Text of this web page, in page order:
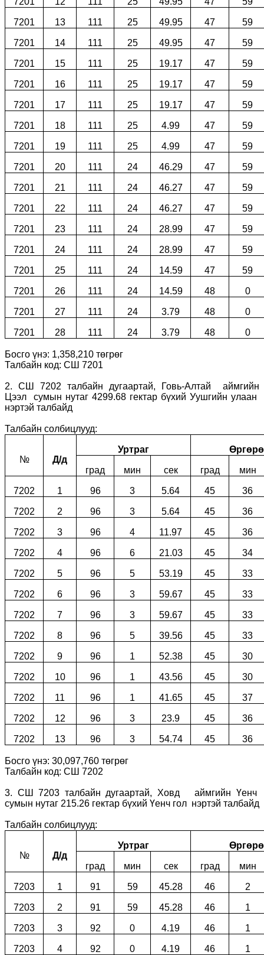
7201 13 111 25 49.95 47 59
7201 14 111 25 49.95 47 59
7201 15 111 25 19.17 47 59
7201 16 111 25 19.17 47 59
7201 17 111 25 19.17 47 59
7201 18 111 25 4.99 47 59
7201 19 111 25 4.99 47 59
7201 20 111 24 46.29 47 59
7201 21 111 24 46.27 47 59
7201 22 111 24 46.27 47 59
7201 23 111 24 28.99 47 59
7201 24 111 24 28.99 47 59
7201 25 111 24 14.59 47 59
7201 26 111 24 14.59 48 0
7201 27 111 24 3.79 48 0
7201 28 111 24 3.79 48 0
Босго үнэ: 1,358,210 төгрөг
Талбайн код: СШ 7201
2. СШ 7202 талбайн дугаартай, Говь-Алтай аймгийн
Цээл сумын нутаг 4299.68 гектар бүхий Уушгийн улаан
нэртэй талбайд
Талбайн солбицлууд:
№ Д/д
Уртраг
град мин сек град мин
7202 1 96 3 5.64 45 36
7202 2 96 3 5.64 45 36
7202 3 96 4 11.97 45 36
7202 4 96 6 21.03 45 34
7202 5 96 5 53.19 45 33
7202 6 96 3 59.67 45 33
7202 7 96 3 59.67 45 33
7202 8 96 5 39.56 45 33
7202 9 96 1 52.38 45 30
7202 10 96 1 43.56 45 30
7202 11 96 1 41.65 45 37
7202 12 96 3 23.9 45 36
7202 13 96 3 54.74 45 36
Босго үнэ: 30,097,760 төгрөг
Талбайн код: СШ 7202
3. СШ 7203 талбайн дугаартай, Ховд аймгийн Үенч
сумын нутаг 215.26 гектар бүхий Үенч гол нэртэй талбайд
Талбайн солбицлууд:
№ Д/д
Уртраг
град мин сек град мин
7203 1 91 59 45.28 46 2
7203 2 91 59 45.28 46 1
7203 3 92 0 4.19 46 1
7203 4 92 0 4.19 46 1